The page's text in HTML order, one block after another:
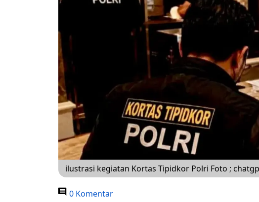
ilustrasi kegiatan Kortas Tipidkor Polri Foto ;
0 Komentar